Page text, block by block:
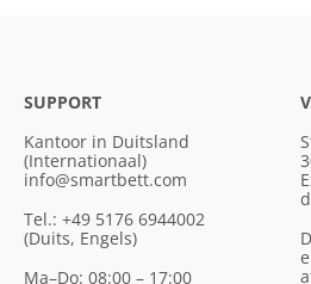
SUPPORT
Kantoor in Duitsland
(Internationaal)
info@smartbett.com
Tel.: +49 5176 6944002
(Duits, Engels)
Ma–Do: 08:00 – 17:00